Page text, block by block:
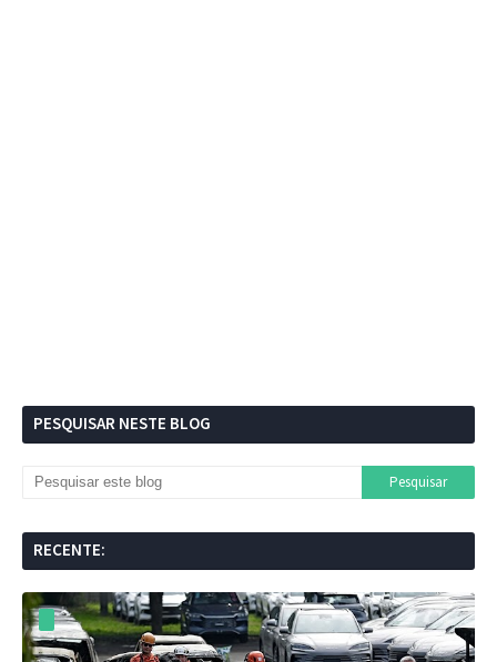
PESQUISAR NESTE BLOG
RECENTE: